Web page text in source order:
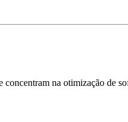
na otimização de